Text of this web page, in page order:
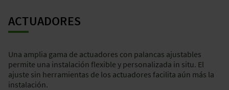
ACTUADORES
Una amplia gama de actuadores con palancas ajustables
permite una instalación flexible y personalizada in situ. El
ajuste sin herramientas de los actuadores facilita aún más la
instalación.